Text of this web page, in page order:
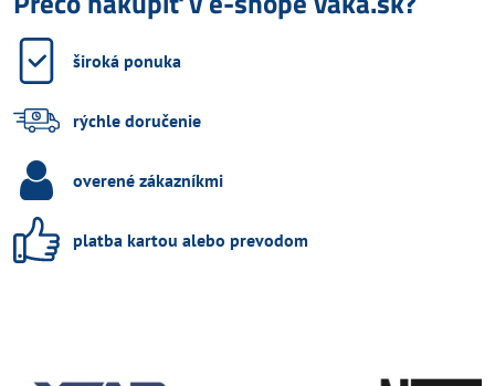
široká ponuka
rýchle doručenie
overené zákazníkmi
platba kartou alebo prevodom